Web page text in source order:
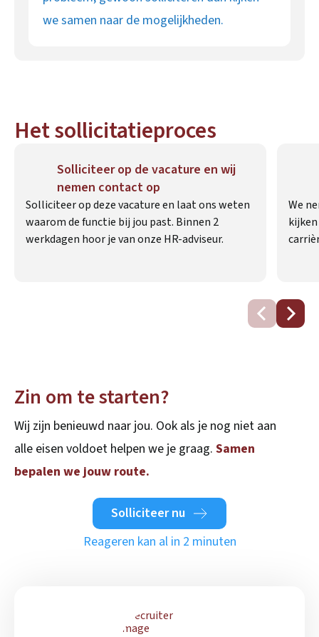
we samen naar de mogelijkheden.
Het sollicitatieproces
Solliciteer op de vacature en wij
nemen contact op
Solliciteer op deze vacature en laat ons weten
waarom de functie bij jou past. Binnen 2
werkdagen hoor je van onze HR-adviseur.
We
Zin om te starten?
Wij zijn benieuwd naar jou. Ook als je nog niet aan
alle eisen voldoet helpen we je graag. Samen
bepalen we jouw route.
Solliciteer nu
Reageren kan al in 2 minuten